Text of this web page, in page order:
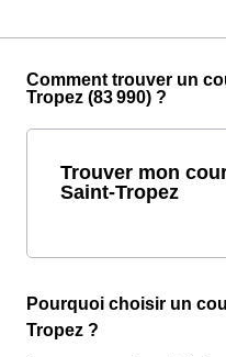
Comment trouver un
Tropez (83 990) ?
Trouver mon
Saint-Tropez
Pourquoi choisir un
Tropez ?